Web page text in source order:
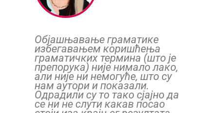
Објашњавање граматике
избегавањем коришћења
граматичких термина (што је
препорука) није нимало лако,
али није ни немогуће, што су
нам аутори и показали.
Одрадили су то тако сјајно да
се ни не слути какав посао